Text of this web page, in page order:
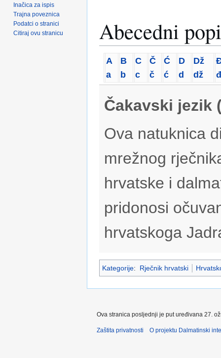
Abecedni
A
a
B
b
C
c
Č
č
Ć
ć
D
d
Dž
dž
đ
Čakavski jezik
Ova natuknica
mrežnog
hrvatske i
pridonosi
hrvatskoga
Kategorije: Rječnik hrvatski
Inačica za ispis
Trajna poveznica
Podatci o stranici
Citiraj ovu stranicu
Ova stranica posljednji je put uređivana 27.
Zaštita privatnosti O projektu Dalmatinski